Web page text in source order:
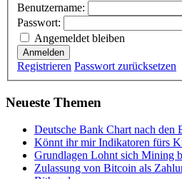
Benutzername:
Passwort:
Angemeldet bleiben
Anmelden
Registrieren Passwort zurücksetzen
Neueste Themen
Deutsche Bank Chart nach den
Könnt ihr mir Indikatoren fürs
Grundlagen Lohnt sich Mining
Zulassung von Bitcoin als